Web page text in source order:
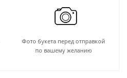
Фото букета перед отправкой
по вашему желанию